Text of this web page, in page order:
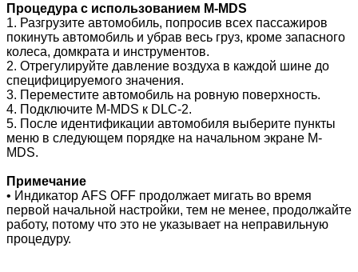
Процедура с использованием M-MDS
1. Разгрузите автомобиль, попросив всех пассажиров
покинуть автомобиль и убрав весь груз, кроме запасного
колеса, домкрата и инструментов.
2. Отрегулируйте давление воздуха в каждой шине до
специфицируемого значения.
3. Переместите автомобиль на ровную поверхность.
4. Подключите M-MDS к DLC-2.
5. После идентификации автомобиля выберите пункты
меню в следующем порядке на начальном экране M-
MDS.
Примечание
• Индикатор AFS OFF продолжает мигать во время
первой начальной настройки, тем не менее, продолжайте
работу, потому что это не указывает на неправильную
процедуру.